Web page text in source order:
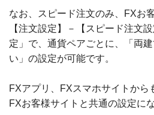
なお、スピード注文のみ、FXお
【注文設定】－【スピード注文
定」で、通貨ペアごとに、「両
い」の設定が可能です。
FXアプリ、FXスマホサイトから
FXお客様サイトと共通の設定に